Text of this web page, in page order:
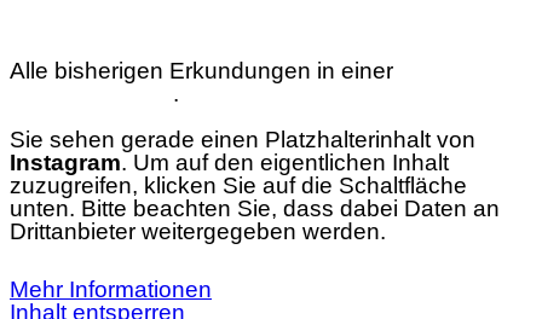
Alle bisherigen Erkundungen in einer
.
Sie sehen gerade einen Platzhalterinhalt von
Instagram. Um auf den eigentlichen Inhalt
zuzugreifen, klicken Sie auf die Schaltfläche
unten. Bitte beachten Sie, dass dabei Daten an
Drittanbieter weitergegeben werden.
Mehr Informationen
Inhalt entsperren